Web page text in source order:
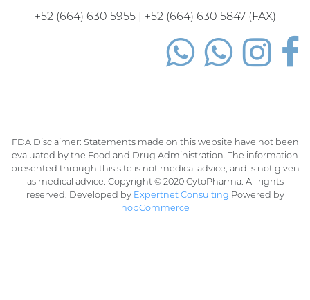
+52 (664) 630 5955 | +52 (664) 630 5847 (FAX)
FDA Disclaimer: Statements made on this website have not been
evaluated by the Food and Drug Administration. The information
presented through this site is not medical advice, and is not given
as medical advice. Copyright © 2020 CytoPharma. All rights
reserved. Developed by Expertnet Consulting Powered by
nopCommerce